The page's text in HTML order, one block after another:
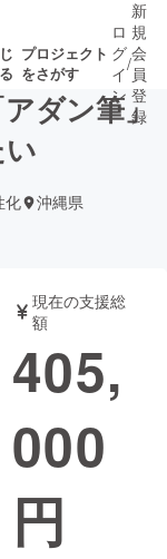
プロジェクト
をさがす
近いプ
されます
音楽
ゲーム・サ
ロ
グ
イ
ン
/
新
規
会
員
登
録
ダン筆」
化 沖縄県
現在の支援総
額
405,
000
円